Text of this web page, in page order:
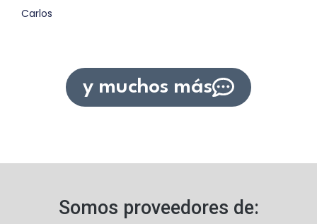
Carlos
y muchos más
Somos proveedores de:​